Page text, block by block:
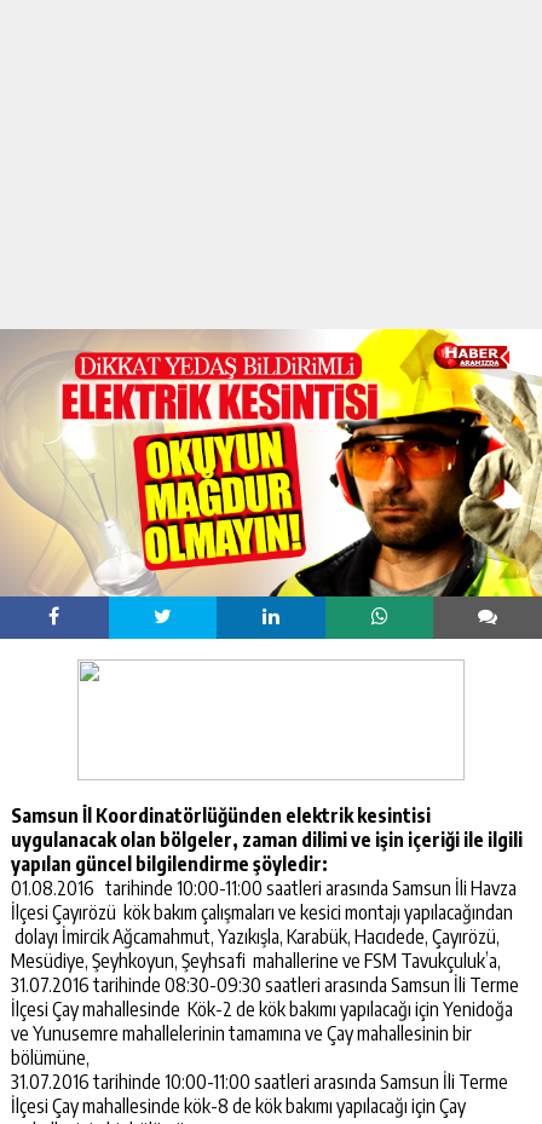
Samsun İl Koordinatörlüğünden elektrik kesintisi
uygulanacak olan bölgeler, zaman dilimi ve işin içeriği ile ilgili
yapılan güncel bilgilendirme şöyledir:
01.08.2016 tarihinde 10:00-11:00 saatleri arasında Samsun İli Havza
İlçesi Çayırözü kök bakım çalışmaları ve kesici montajı yapılacağından
dolayı İmircik Ağcamahmut, Yazıkışla, Karabük, Hacıdede, Çayırözü,
Mesüdiye, Şeyhkoyun, Şeyhsafi mahallerine ve FSM Tavukçuluk’a,
31.07.2016 tarihinde 08:30-09:30 saatleri arasında Samsun İli Terme
İlçesi Çay mahallesinde Kök-2 de kök bakımı yapılacağı için Yenidoğa
ve Yunusemre mahallelerinin tamamına ve Çay mahallesinin bir
bölümüne,
31.07.2016 tarihinde 10:00-11:00 saatleri arasında Samsun İli Terme
İlçesi Çay mahallesinde kök-8 de kök bakımı yapılacağı için Çay